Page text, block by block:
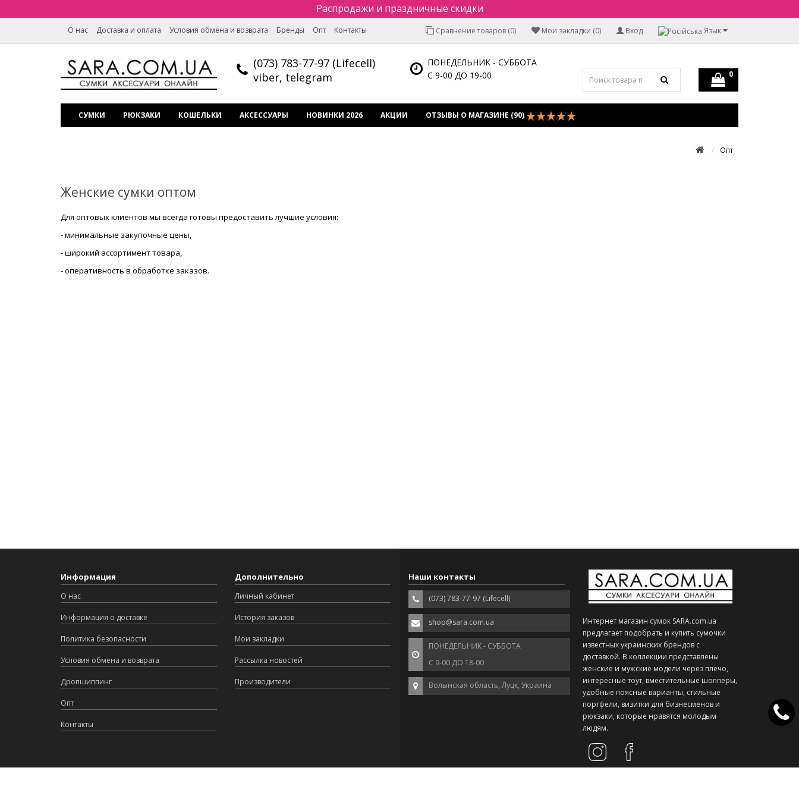
Распродажи и праздничные скидки
О нас Доставка и оплата Условия обмена и возврата Бренды Опт Контакты Язык
Вход
Мои закладки (0)
Сравнение товаров (0)
(073) 783-77-97 (Lifecell)
viber, telegram
ПОНЕДЕЛЬНИК - СУББОТА
С 9-00 ДО 19-00
0
СУМКИ РЮКЗАКИ КОШЕЛЬКИ АКСЕССУАРЫ НОВИНКИ 2026 АКЦИИ ОТЗЫВЫ О МАГАЗИНЕ (90)
Опт
Женские сумки оптом
Для оптовых клиентов мы всегда готовы предоставить лучшие условия:
- минимальные закупочные цены,
- широкий ассортимент товара,
- оперативность в обработке заказов.
Информация
О нас
Информация о доставке
Политика безопасности
Условия обмена и возврата
Дропшиппинг
Опт
Контакты
Дополнительно
Личный кабинет
История заказов
Мои закладки
Рассылка новостей
Производители
Наши контакты
(073) 783-77-97 (Lifecell)
shop@sara.com.ua
ПОНЕДЕЛЬНИК - СУББОТА
С 9-00 ДО 18-00
Волынская область, Луцк, Украина
Интернет магазин сумок SARA.com.ua
предлагает подобрать и купить сумочки
известных украинских брендов с
доставкой. В коллекции представлены
женские и мужские модели через плечо,
интересные тоут, вместительные шопперы,
удобные поясные варианты, стильные
портфели, визитки для бизнесменов и
рюкзаки, которые нравятся молодым
людям.